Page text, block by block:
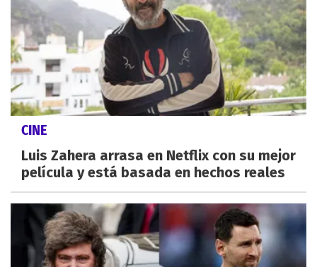
CINE
Luis Zahera arrasa en Netflix con su mejor
película y está basada en hechos reales